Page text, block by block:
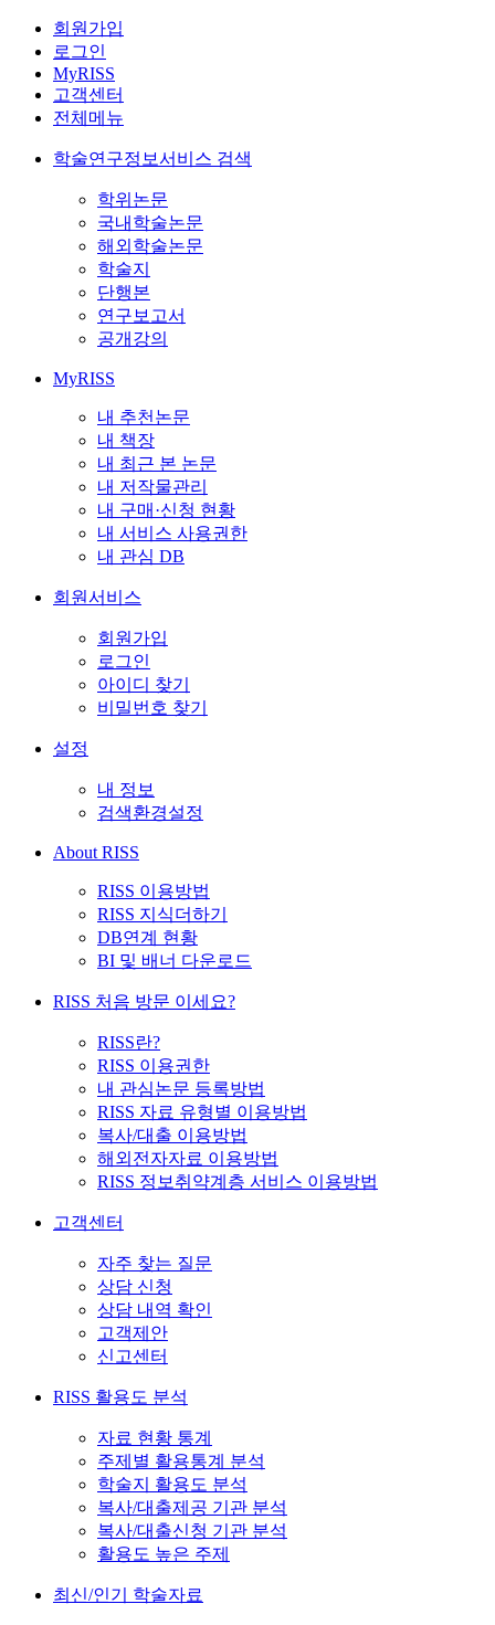
회원가입
로그인
MyRISS
고객센터
전체메뉴
학술연구정보서비스 검색
학위논문
국내학술논문
해외학술논문
학술지
단행본
연구보고서
공개강의
MyRISS
내 추천논문
내 책장
내 최근 본 논문
내 저작물관리
내 구매·신청 현황
내 서비스 사용권한
내 관심 DB
회원서비스
회원가입
로그인
아이디 찾기
비밀번호 찾기
설정
내 정보
검색환경설정
About RISS
RISS 이용방법
RISS 지식더하기
DB연계 현황
BI 및 배너 다운로드
RISS 처음 방문 이세요?
RISS란?
RISS 이용권한
내 관심논문 등록방법
RISS 자료 유형별 이용방법
복사/대출 이용방법
해외전자자료 이용방법
RISS 정보취약계층 서비스 이용방법
고객센터
자주 찾는 질문
상담 신청
상담 내역 확인
고객제안
신고센터
RISS 활용도 분석
자료 현황 통계
주제별 활용통계 분석
학술지 활용도 분석
복사/대출제공 기관 분석
복사/대출신청 기관 분석
활용도 높은 주제
최신/인기 학술자료